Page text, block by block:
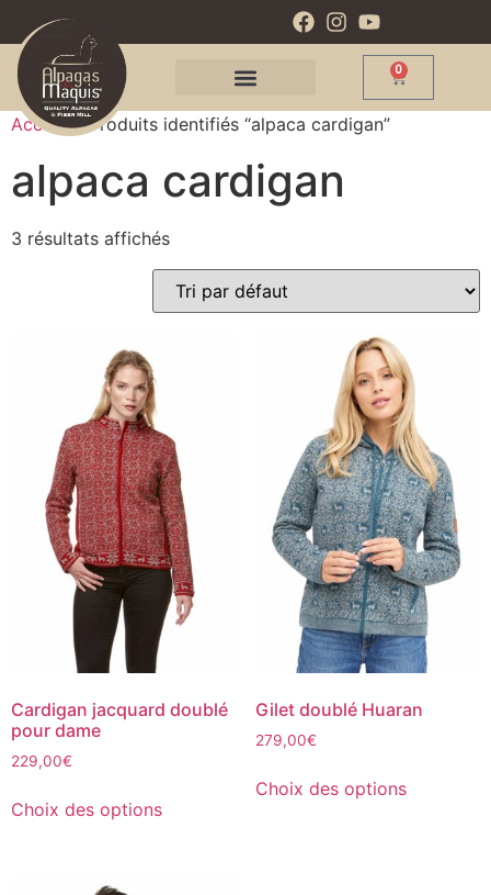
0
Accueil/ Produits identifiés “alpaca cardigan”
alpaca cardigan
3 résultats affichés
Cardigan jacquard doublé
pour dame
229,00€
Choix des options
Gilet doublé Huaran
279,00€
Choix des options